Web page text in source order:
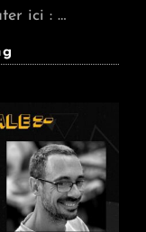
ici : …
Radio
Sud